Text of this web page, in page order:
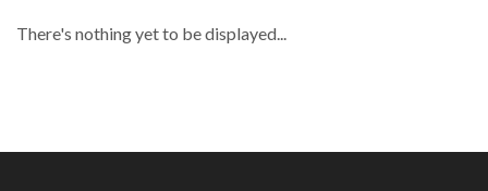
There's nothing yet to be displayed...